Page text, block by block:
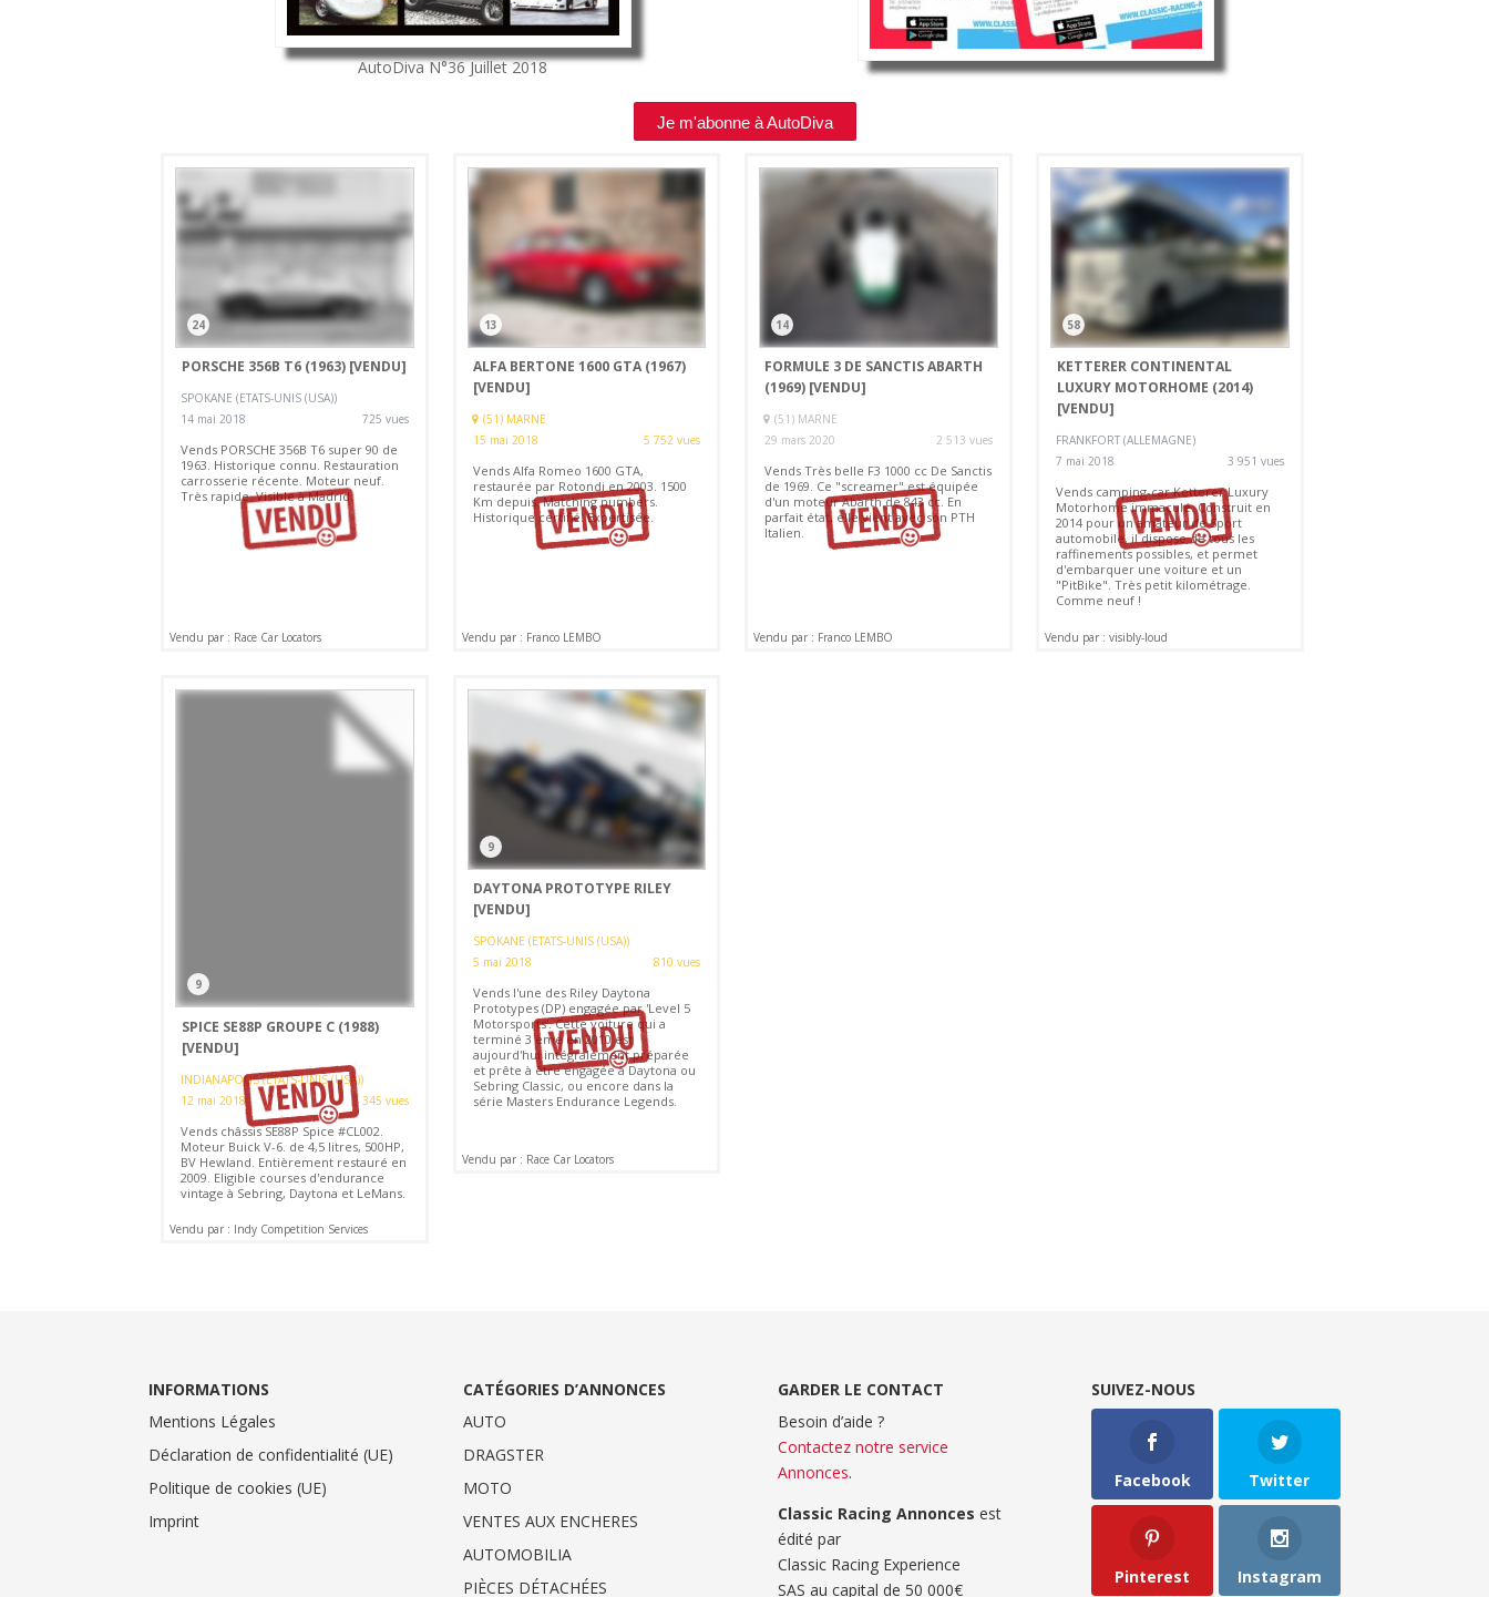
AutoDivaN°36Juillet 2018
Je m'abonne à AutoDiva
24
PORSCHE 356B T6 (1963) [VENDU]
SPOKANE (ETATS-UNIS (USA))
14 mai 2018
725 vues
Vends PORSCHE 356B T6 super 90 de
1963. Historique connu. Restauration
carrosserie récente. Moteur neuf.
Très rapide. Visible à Madrid.
Vendu par : Race Car Locators
13
ALFA BERTONE 1600 GTA (1967)
[VENDU]
(51) MARNE
15 mai 2018
5 752 vues
Vends Alfa Romeo 1600 GTA,
restaurée par Rotondi en 2003. 1500
Km depuis. Matching numbers.
Historique certifié. Expertisée.
Vendu par : Franco LEMBO
14
FORMULE 3 DE SANCTIS ABARTH
(1969) [VENDU]
(51) MARNE
29 mars 2020
2 513 vues
Vends Très belle F3 1000 cc De Sanctis
de 1969. Ce "screamer" est équipée
d'un moteur Abarth de 843 cc. En
parfait état, elle vient avec son PTH
Italien.
Vendu par : Franco LEMBO
58
KETTERER CONTINENTAL
LUXURY MOTORHOME (2014)
[VENDU]
FRANKFORT (ALLEMAGNE)
7 mai 2018
3 951 vues
Vends camping-car Ketterer Luxury
Motorhome immaculé. Construit en
2014 pour un amateur de Sport
automobile, il dispose de tous les
raffinements possibles, et permet
d'embarquer une voiture et un
"PitBike". Très petit kilométrage.
Comme neuf !
Vendu par : visibly-loud
9
SPICE SE88P GROUPE C (1988)
[VENDU]
INDIANAPOLIS (ETATS-UNIS (USA))
12 mai 2018
1 345 vues
Vends châssis SE88P Spice #CL002.
Moteur Buick V-6. de 4,5 litres, 500HP,
BV Hewland. Entièrement restauré en
2009. Eligible courses d'endurance
vintage à Sebring, Daytona et LeMans.
Vendu par : Indy Competition Services
9
DAYTONA PROTOTYPE RILEY
[VENDU]
SPOKANE (ETATS-UNIS (USA))
5 mai 2018
810 vues
Vends l'une des Riley Daytona
Prototypes (DP) engagée par 'Level 5
Motorsports'. Cette voiture qui a
terminé 3 ème en 2010 est
aujourd'hui intégralement préparée
et prête à être engagée à Daytona ou
Sebring Classic, ou encore dans la
série Masters Endurance Legends.
Vendu par : Race Car Locators
INFORMATIONS
Mentions Légales
Déclaration de confidentialité (UE)
Politique de cookies (UE)
Imprint
CATÉGORIES D’ANNONCES
AUTO
DRAGSTER
MOTO
VENTES AUX ENCHERES
AUTOMOBILIA
PIÈCES DÉTACHÉES
GARDER LE CONTACT
Besoin d’aide ?
Contactez notre service
Annonces.
Classic Racing Annonces est
édité par
Classic Racing Experience
SAS au capital de 50 000€
SUIVEZ-NOUS
Facebook Twitter
Pinterest Instagram